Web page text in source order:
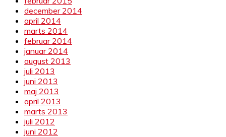
december 2014
april 2014
marts 2014
februar 2014
januar 2014
august 2013
juli 2013
juni 2013
maj 2013
april 2013
marts 2013
juli 2012
juni 2012